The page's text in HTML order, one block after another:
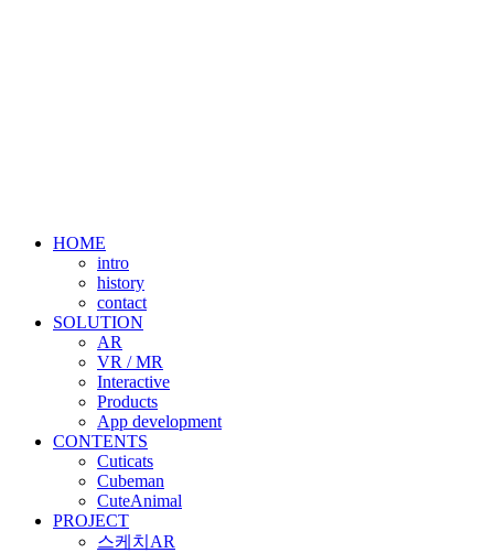
HOME
intro
history
contact
SOLUTION
AR
VR / MR
Interactive
Products
App development
CONTENTS
Cuticats
Cubeman
CuteAnimal
PROJECT
스케치AR